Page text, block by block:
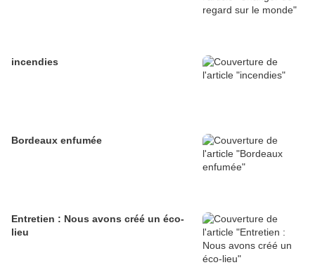
incendies
Bordeaux enfumée
Entretien : Nous avons créé un éco-
lieu